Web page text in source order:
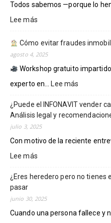
DE
EN
DEBE
PRIORIZAR
Eric
Todos sabemos —porque lo
Lee más
tus
cuentas
embargos
o
mañosos.
Cómo evitar fraudes
agosto 4, 2025
Workshop gratuito
experto en... Lee más
Cómo
evitar
¿Puede el INFONAVIT vender
Análisis legal y
julio 3, 2025
Con motivo de la reciente
Lee más
el
vender
invadidas
¿Eres heredero pero no tienes
pasar
junio 30, 2025
Cuando una persona fallece y